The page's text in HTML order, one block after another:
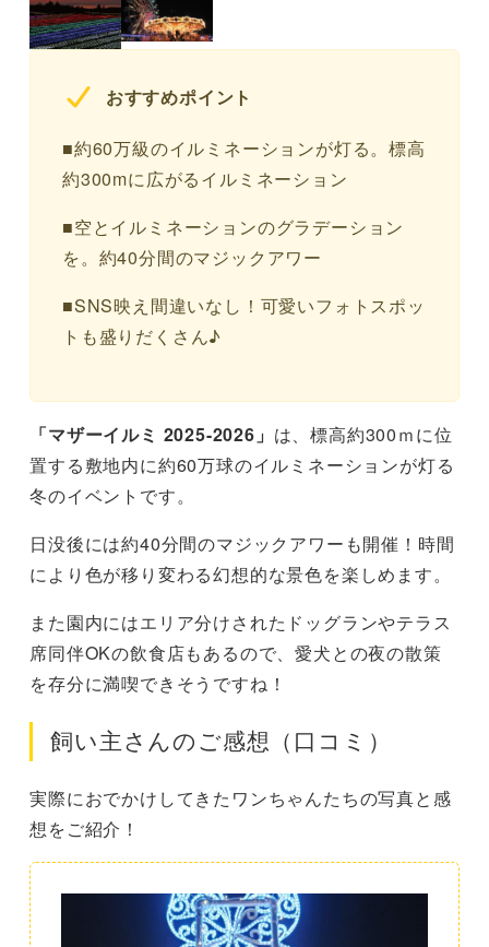
おすすめポイント
■約60万級のイルミネーションが灯る。標高
約300mに広がるイルミネーション
■空とイルミネーションのグラデーション
を。約40分間のマジックアワー
■SNS映え間違いなし！可愛いフォトスポッ
トも盛りだくさん♪
「マザーイルミ 2025-2026」 は、標高約300ｍに位
置する敷地内に約60万球のイルミネーションが灯る
冬のイベントです。
日没後には約40分間のマジックアワーも開催！時間
により色が移り変わる幻想的な景色を楽しめます。
また園内にはエリア分けされたドッグランやテラス
席同伴OKの飲食店もあるので、愛犬との夜の散策
を存分に満喫できそうですね！
飼い主さんのご感想（口コミ）
実際におでかけしてきたワンちゃんたちの写真と感
想をご紹介！